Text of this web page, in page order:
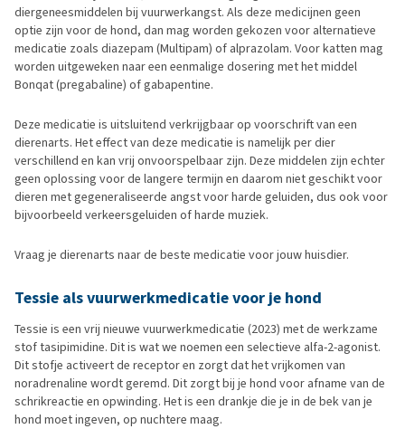
diergeneesmiddelen bij vuurwerkangst. Als deze medicijnen geen
optie zijn voor de hond, dan mag worden gekozen voor alternatieve
medicatie zoals diazepam (Multipam) of alprazolam. Voor katten mag
worden uitgeweken naar een eenmalige dosering met het middel
Bonqat (pregabaline) of gabapentine.
Deze medicatie is uitsluitend verkrijgbaar op voorschrift van een
dierenarts. Het effect van deze medicatie is namelijk per dier
verschillend en kan vrij onvoorspelbaar zijn. Deze middelen zijn echter
geen oplossing voor de langere termijn en daarom niet geschikt voor
dieren met gegeneraliseerde angst voor harde geluiden, dus ook voor
bijvoorbeeld verkeersgeluiden of harde muziek.
Vraag je dierenarts naar de beste medicatie voor jouw huisdier.
Tessie als vuurwerkmedicatie voor je hond
Tessie is een vrij nieuwe vuurwerkmedicatie (2023) met de werkzame
stof tasipimidine. Dit is wat we noemen een selectieve alfa-2-agonist.
Dit stofje activeert de receptor en zorgt dat het vrijkomen van
noradrenaline wordt geremd. Dit zorgt bij je hond voor afname van de
schrikreactie en opwinding. Het is een drankje die je in de bek van je
hond moet ingeven, op nuchtere maag.